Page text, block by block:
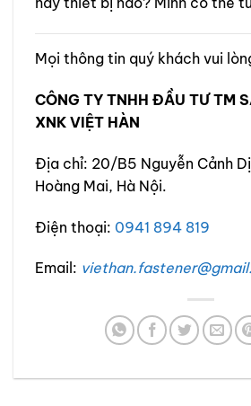
Mọi thông tin quý khách vui
CÔNG TY TNHH ĐẦU TƯ TM
XNK VIỆT HÀN
Địa chỉ: 20/B5 Nguyễn Cảnh
Hoàng Mai, Hà Nội.
Điện thoại: 0941 894 819
Email: